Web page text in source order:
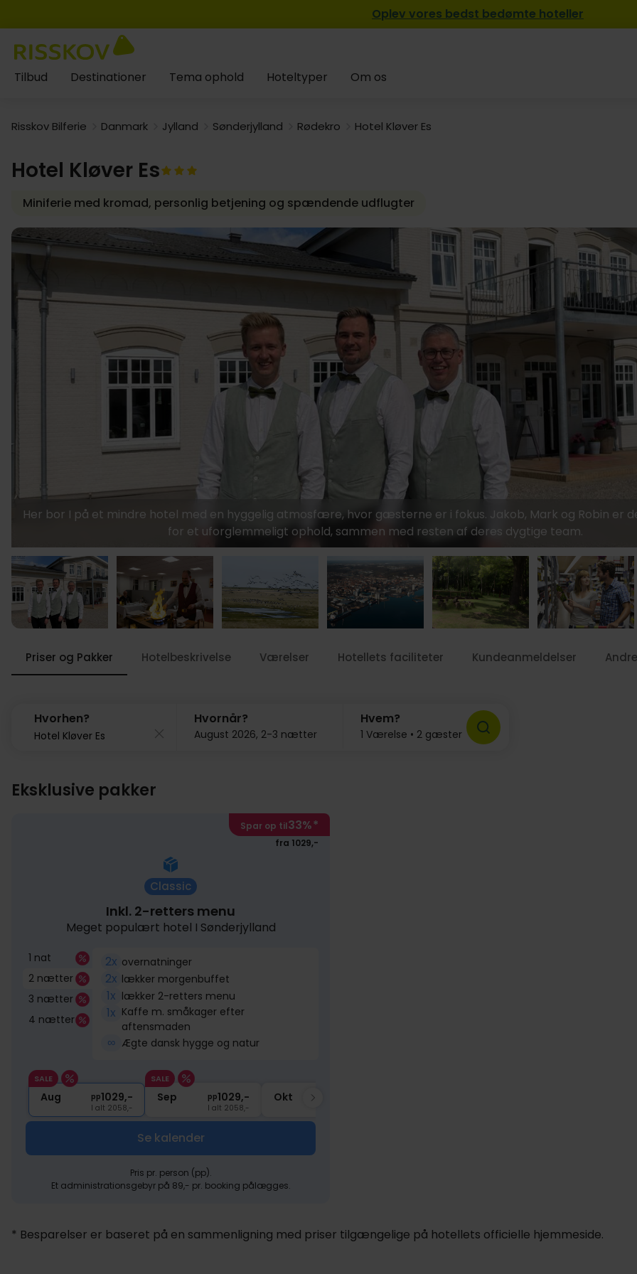
Oplev vores bedst bedømte hoteller
Tilbud Destinationer Tema ophold Hoteltyper Om os
Risskov Bilferie Danmark Jylland Sønderjylland Rødekro Hotel Kløver Es
Hotel Kløver Es
Miniferie med kromad, personlig betjening og spændende udflugter
Her bor I på et mindre hotel med en hyggelig atmosfære, hvor gæsterne er i fokus. Jakob, Mark og Robin er
for et uforglemmeligt ophold, sammen med resten af deres dygtige team.
549,-
649,-
Priser og Pakker Hotelbeskrivelse Værelser Hotellets faciliteter Kundeanmeldelser
Hvorhen? Hvornår?
August 2026, 2-3 nætter
Hvem?
1 Værelse • 2 gæster
Eksklusive pakker
Spar op til33%*
fra 1029,-
Classic
Inkl. 2-retters menu
Meget populært hotel I Sønderjylland
1 nat
2 nætter
3 nætter
4 nætter
2x overnatninger
2x lækker morgenbuffet
1x lækker 2-retters menu
1x Kaffe m. småkager efter
aftensmaden
∞ Ægte dansk hygge og natur
SALE
Aug pp1029,-
I alt 2058,-
SALE
Sep pp1029,-
I alt 2058,-
Okt
Se kalender
Pris pr. person (pp).
Et administrationsgebyr på 89,- pr. booking pålægges.
* Besparelser er baseret på en sammenligning med priser tilgængelige på hotellets officielle hjemmeside.